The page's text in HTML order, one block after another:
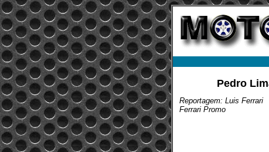
Pedro
Reportagem: Luis Ferrari
Ferrari Promo